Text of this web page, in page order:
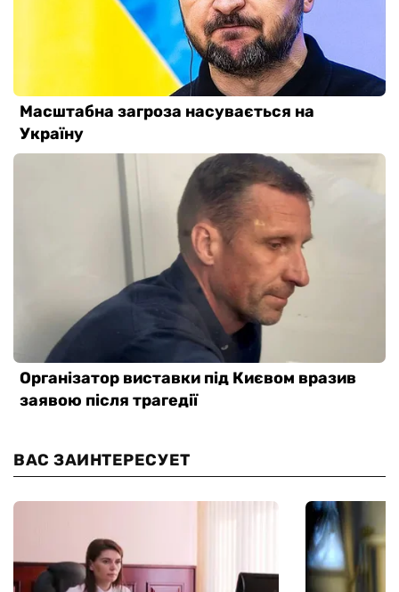
ВАС ЗАИНТЕРЕСУЕТ